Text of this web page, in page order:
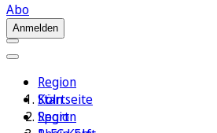
Abo
Anmelden
Region
Köln
Sport
Startseite
Region